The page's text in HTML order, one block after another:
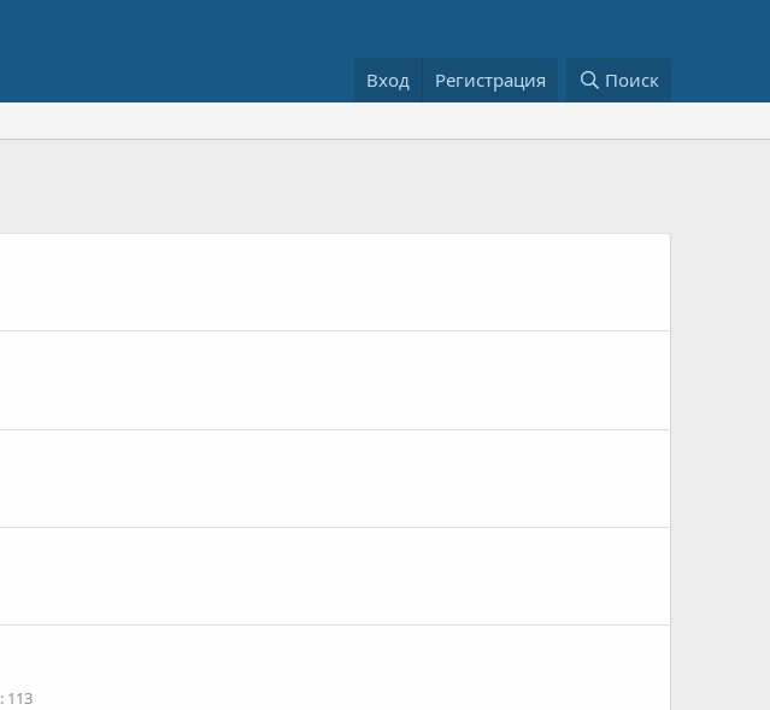
Вход Регистрация Поиск
113